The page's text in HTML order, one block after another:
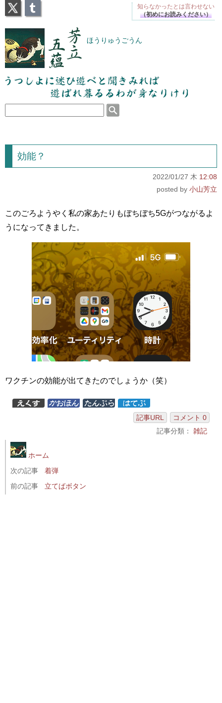
芳立五蘊 ほうりゅうごうん
うつしよに迷ひ遊べと聞きみれば遊ばれ暮るるわが
身なりけり
効能？
2022/01/27 木 12:08
小山芳立
このごろようやく私の家あたりもぼちぼち5Gがつながるよ
うになってきました。
ワクチンの効能が出てきたのでしょうか（笑）
記事URL
コメント 0
記事分類： 雑記
ホーム
次の記事
着弾
前の記事
立てばボタン
知らなかったとは言わせない
（初めにお読みください）
X Tumblr